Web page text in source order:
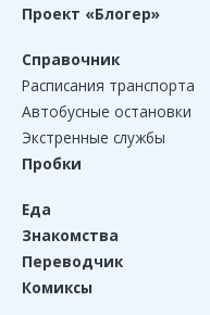
Проект «Блогер»
Справочник
Расписания транспорта
Автобусные остановки
Экстренные службы
Пробки
Еда
Знакомства
Переводчик
Комиксы